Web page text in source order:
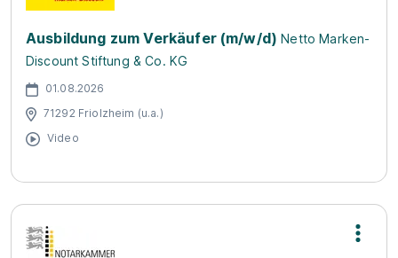
Ausbildung zum Verkäufer (m/w/d) Netto Marken-
Discount Stiftung & Co. KG
01.08.2026
71292 Friolzheim (u.a.)
Video